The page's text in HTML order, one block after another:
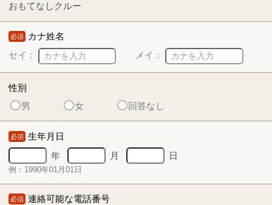
おもてなしクルー
必須 カナ姓名
セイ：
メイ：
性別
男
女 回答なし
必須 生年月日
年
月 日
例：1990年01月01日
必須 連絡可能な電話番号